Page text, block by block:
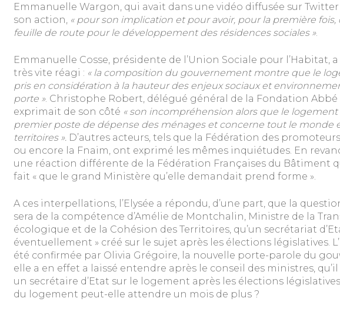
Emmanuelle Wargon, qui avait dans une vidéo diffusée sur
son action, « pour son implication et pour avoir, pour la première
feuille de route pour le développement des résidences sociales ».
Emmanuelle Cosse, présidente de l’Union Sociale pour l’Habitat,
très vite réagi : « la composition du gouvernement montre que le
pris en considération à la hauteur des enjeux sociaux et
porte ». Christophe Robert, délégué général de la Fondation Abbé
exprimait de son côté « son incompréhension alors que le
premier poste de dépense des ménages et concerne tout le monde
territoires ».D’autres acteurs, tels que la Fédération des
ou encore la Fnaim, ont exprimé les mêmes inquiétudes. En
une réaction différente de la Fédération Françaises du Bâtiment
fait « que le grand Ministère qu’elle demandait prend forme ».
A ces interpellations, l’Elysée a répondu, d’une part, que la
sera de la compétence d’Amélie de Montchalin, Ministre de la
écologique et de la Cohésion des Territoires, qu’un secrétariat
éventuellement » créé sur le sujet après les élections législatives.
été confirmée par Olivia Grégoire, la nouvelle porte-parole du
elle a en effet a laissé entendre après le conseil des ministres,
un secrétaire d’Etat sur le logement après les élections
du logement peut-elle attendre un mois de plus ?